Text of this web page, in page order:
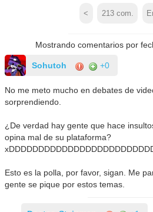
< 213com.
Mostrando comentarios por
Sohutoh +0
No me meto mucho en debates de
sorprendiendo.
¿De verdad hay gente que hace
opina mal de su plataforma?
Esto es la polla, por favor, sigan. Me
gente se pique por estos temas.